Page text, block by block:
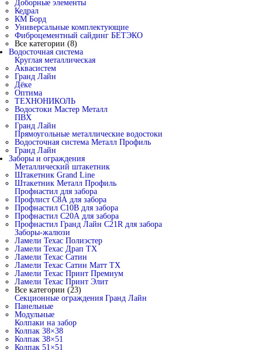
Доборные элементы
Кедрал
КМ Борд
Универсальные комплектующие
Фиброцементный сайдинг БЕТЭКО
Все категории (8)
Водосточная система
Круглая металлическая
Аквасистем
Гранд Лайн
Дёке
Оптима
ТЕХНОНИКОЛЬ
Водостоки Мастер Металл
ПВХ
Гранд Лайн
Прямоугольные металлические водостоки
Водосточная система Металл Профиль
Гранд Лайн
Заборы и ограждения
Металлический штакетник
Штакетник Grand Line
Штакетник Металл Профиль
Профнастил для забора
Профлист С8А для забора
Профнастил С10В для забора
Профнастил С20А для забора
Профнастил Гранд Лайн С21R для забора
Заборы-жалюзи
Ламели Техас Полиэстер
Ламели Техас Драп ТХ
Ламели Техас Сатин
Ламели Техас Сатин Матт ТХ
Ламели Техас Принт Премиум
Ламели Техас Принт Элит
Все категории (23)
Секционные ограждения Гранд Лайн
Панельные
Модульные
Колпаки на забор
Колпак 38×38
Колпак 38×51
Колпак 51×51